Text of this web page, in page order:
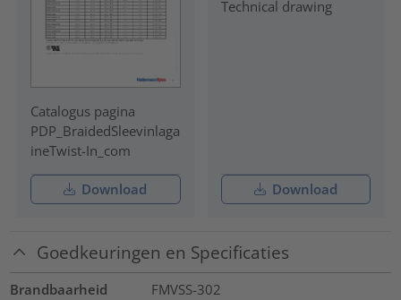
Catalogus pagina
PDP_BraidedSleevinlaga
ineTwist-In_com
Download
Technical drawing
Download
Goedkeuringen en Specificaties
Brandbaarheid
FMVSS-302